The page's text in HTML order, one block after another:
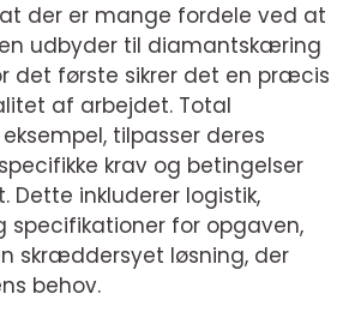
der er mange fordele ved at
udbyder til diamantskæring
det første sikrer det en præcis
af arbejdet. Total
tilpasser deres
krav og betingelser
Dette inkluderer logistik,
specifikationer for opgaven,
skræddersyet løsning, der
behov.